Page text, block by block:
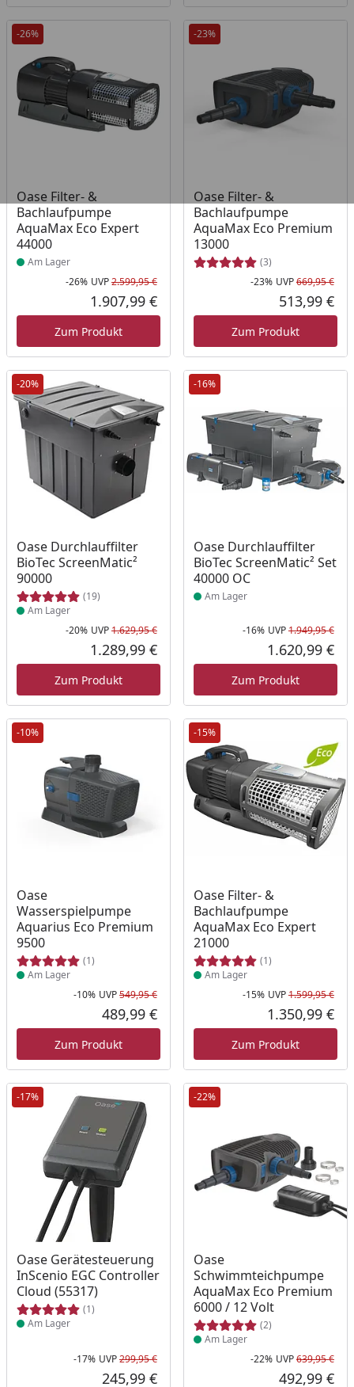
-26%
Oase Filter- &
Bachlaufpumpe
AquaMax Eco Expert
44000
Produkt am Lager
Am Lager
Rabatt in Prozent
-26%
Ursprünglicher Preis
UVP2.599,95 €
Aktueller Preis
1.907,99 €
Zum Produkt
-23%
Oase Filter- &
Bachlaufpumpe
AquaMax Eco Premium
13000
(3)
-23% UVP669,95 €
513,99 €
Zum Produkt
-20%
Oase Durchlauffilter
BioTec ScreenMatic²
90000
(19)
Produkt am Lager
Am Lager
Rabatt in Prozent
-20%
Ursprünglicher Preis
UVP1.629,95 €
Aktueller Preis
1.289,99 €
Zum Produkt
-16%
Oase Durchlauffilter
BioTec ScreenMatic² Set
40000 OC
Produkt am Lager
Am Lager
-16% UVP1.949,95 €
1.620,99 €
Zum Produkt
-10%
Oase
Wasserspielpumpe
Aquarius Eco Premium
9500
(1)
Produkt am Lager
Am Lager
Rabatt in Prozent
-10%
Ursprünglicher Preis
UVP549,95 €
Aktueller Preis
489,99 €
Zum Produkt
-15%
Oase Filter- &
Bachlaufpumpe
AquaMax Eco Expert
21000
(1)
Produkt am Lager
Am Lager
-15% UVP1.599,95 €
1.350,99 €
Zum Produkt
-17%
Oase Gerätesteuerung
InScenio EGC Controller
Cloud (55317)
(1)
Produkt am Lager
Am Lager
Rabatt in Prozent
-17%
Ursprünglicher Preis
UVP299,95 €
245,99 €
-22%
Oase
Schwimmteichpumpe
AquaMax Eco Premium
6000 / 12 Volt
(2)
Produkt am Lager
Am Lager
-22% UVP639,95 €
492,99 €